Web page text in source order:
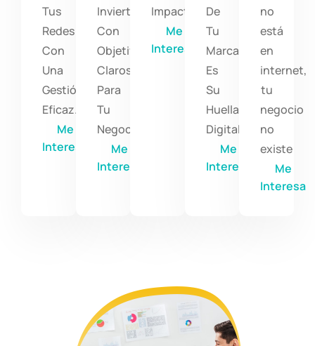
Tus
Redes
Con
Una
Gestión
Eficaz.
Me
Interesa
Invierte
Con
Objetivos
Claros
Para
Tu
Negocio
Me
Interesa
Impacte
Me
Interesa
De
Tu
Marca
Es
Su
Huella
Digital
Me
Interesa
no
está
en
internet,
tu
negocio
no
existe
Me
Interesa